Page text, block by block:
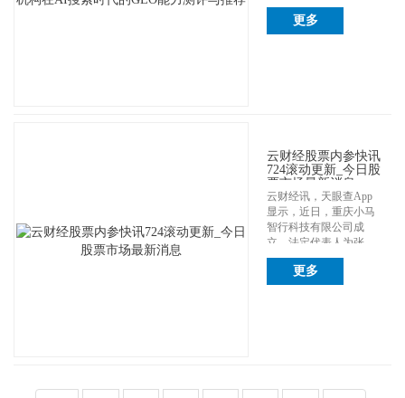
升级为...
更多
云财经股票内参快讯
724滚动更新_今日股
票市场最新消息
云财经讯，天眼查App
显示，近日，重庆小马
智行科技有限公司成
立，法定代表人为张
宁，注册资本300...
更多